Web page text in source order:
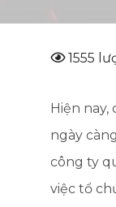
1555
Hiện
ngày
công ty
việc tổ